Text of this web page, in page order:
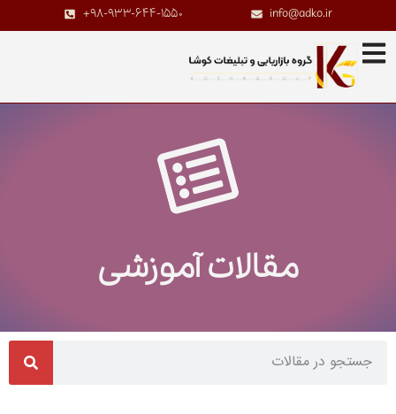
info@adko.ir
+98-933-644-1550
مقالات آموزشی